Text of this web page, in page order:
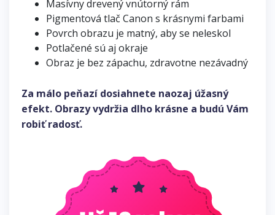
Masívny drevený vnútorný rám
Pigmentová tlač Canon s krásnymi farbami
Povrch obrazu je matný, aby se neleskol
Potlačené sú aj okraje
Obraz je bez zápachu, zdravotne nezávadný
Za málo peňazí dosiahnete naozaj úžasný
efekt. Obrazy vydržia dlho krásne a budú Vám
robiť radosť.